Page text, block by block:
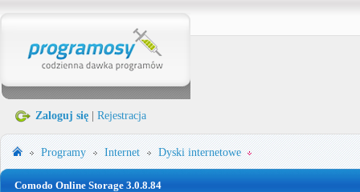
Zaloguj się Rejestracja
Programy Internet Dyski internetowe
Comodo Online Storage 3.0.8.84